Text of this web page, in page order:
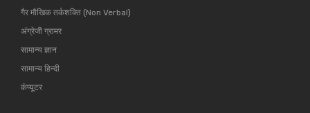
गैर मौखिक तर्कशक्ति (Non Verbal)
अंग्रेजी ग्रामर
सामान्य ज्ञान
सामान्य हिन्दी
कंप्यूटर